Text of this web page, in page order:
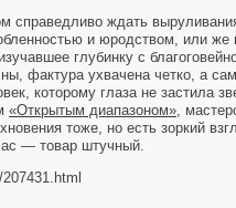
справедливо ждать
и юродством, или
глубинку с
фактура ухвачена четко, а
которому глаза не застила
«Открытым диапазоном»,
тоже, но есть зоркий
— товар штучный.